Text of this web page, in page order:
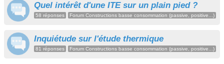
Quel intérêt d'une ITE sur un plain pied ?
58 réponses Forum Constructions basse consommation (passive, positive...)
Inquiétude sur l'étude thermique
81 réponses Forum Constructions basse consommation (passive, positive...)